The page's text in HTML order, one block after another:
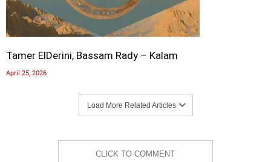
Tamer ElDerini, Bassam Rady – Kalam
April 25, 2026
Load More Related Articles
CLICK TO COMMENT